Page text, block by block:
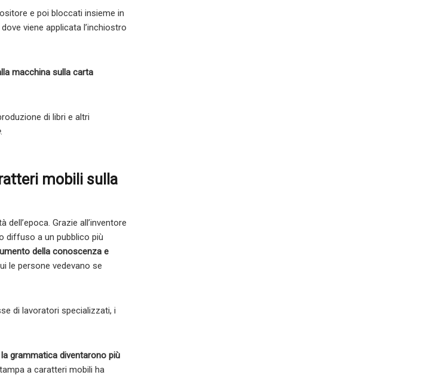
e poi bloccati insieme in
dove viene applicata l’inchiostro
macchina sulla carta
di libri e altri
.
mobili sulla
Grazie all’inventore
diffuso a un pubblico più
della conoscenza e
le persone vedevano se
di lavoratori specializzati, i
la grammatica diventarono più
a caratteri mobili ha